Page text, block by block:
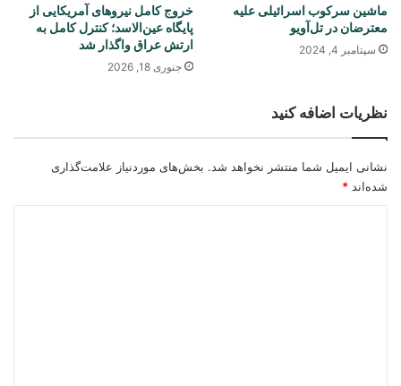
ماشین سرکوب اسرائیلی علیه
معترضان در تل‌آویو
سپتامبر 4, 2024
خروج کامل نیروهای آمریکایی از
پایگاه عین‌الاسد؛ کنترل کامل به
ارتش عراق واگذار شد
جنوری 18, 2026
نظریات اضافه کنید
نشانی ایمیل شما منتشر نخواهد شد. بخش‌های موردنیاز علامت‌گذاری
شده‌اند *